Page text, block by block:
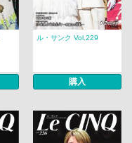
ル・サンク Vol.229
購入